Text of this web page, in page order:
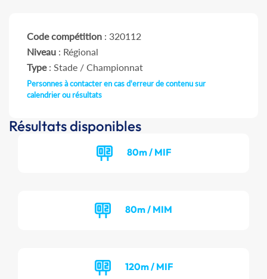
Code compétition : 320112
Niveau : Régional
Type: Stade / Championnat
Personnes à contacter en cas d'erreur de contenu sur
calendrier ou résultats
Résultats disponibles
80m / MIF
80m / MIM
120m / MIF